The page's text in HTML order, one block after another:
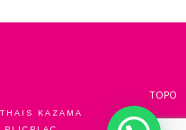
TOPO
THAIS KAZAMA